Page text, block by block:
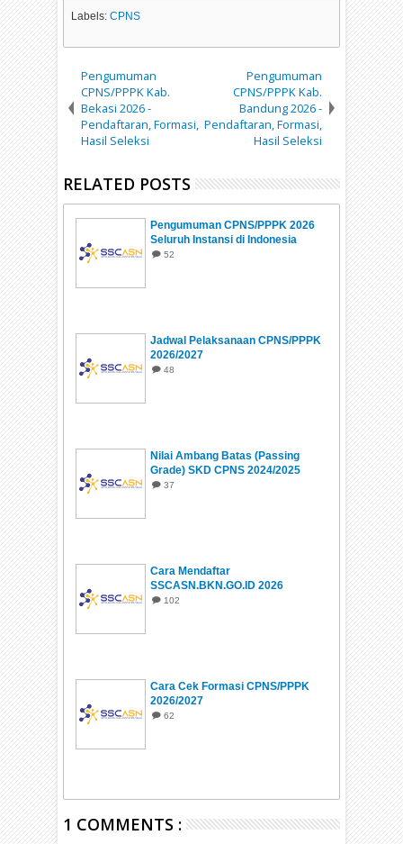
Labels:CPNS
Pengumuman
CPNS/PPPK Kab.
Bekasi 2026 -
Pendaftaran, Formasi,
Hasil Seleksi
Pengumuman
CPNS/PPPK Kab.
Bandung 2026 -
Pendaftaran, Formasi,
Hasil Seleksi
RELATED POSTS
Pengumuman CPNS/PPPK 2026
Seluruh Instansi di Indonesia
52
Jadwal Pelaksanaan CPNS/PPPK
2026/2027
48
Nilai Ambang Batas (Passing
Grade) SKD CPNS 2024/2025
37
Cara Mendaftar
SSCASN.BKN.GO.ID 2026
102
Cara Cek Formasi CPNS/PPPK
2026/2027
62
1 COMMENTS :